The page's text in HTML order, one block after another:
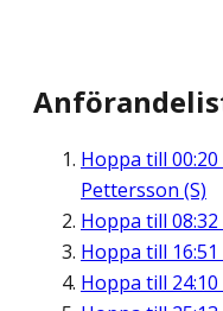
Hoppa till 00:20
Pettersson (S)
Hoppa till 08:32
Hoppa till 16:51
Hoppa till 24:10